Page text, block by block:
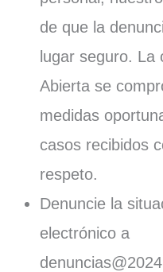
de que la
lugar seguro. La
Abierta se
medidas
casos recibidos
respeto.
Denuncie la
electrónico a